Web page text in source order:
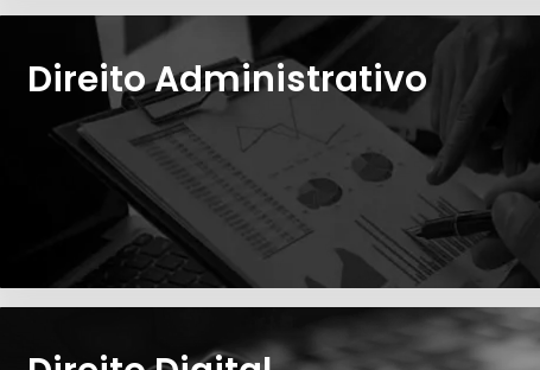
Direito Administrativo